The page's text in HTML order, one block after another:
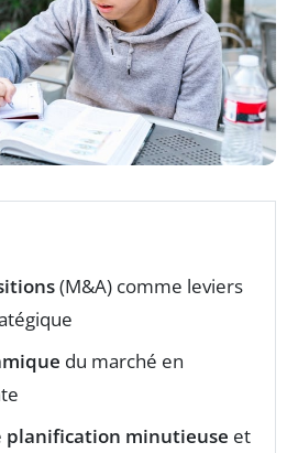
(M&A) comme leviers
du marché en
planification minutieuse et